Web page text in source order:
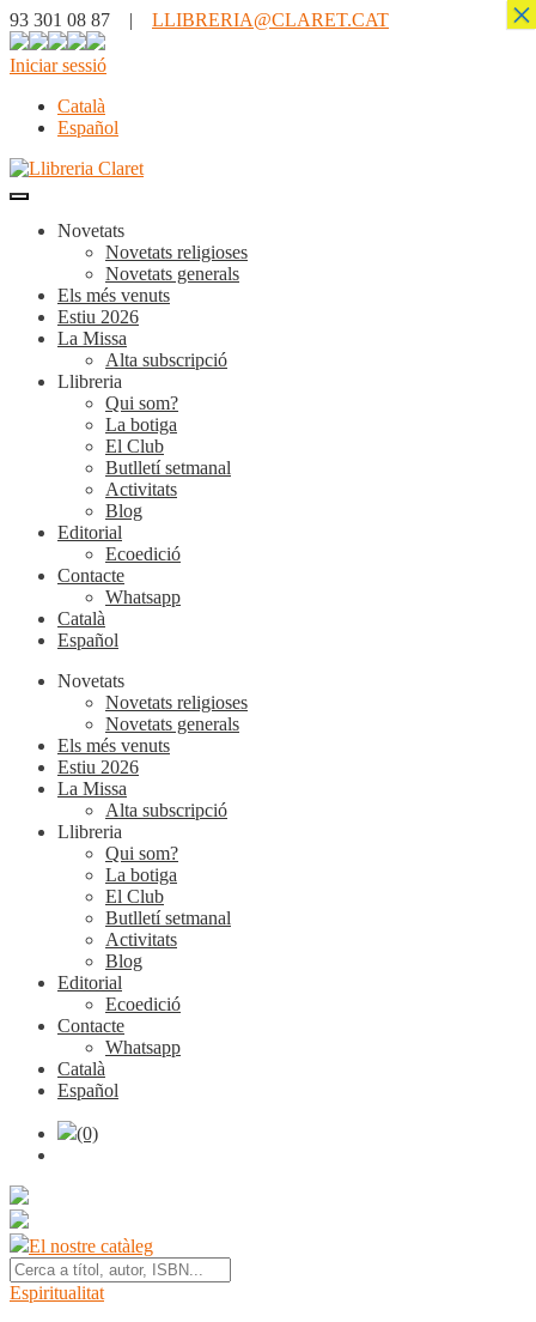
93 301 08 87 | LLIBRERIA@CLARET.CAT
Iniciar sessió
Català
Español
Novetats
Novetats religioses
Novetats generals
Els més venuts
Estiu 2026
La Missa
Alta subscripció
Llibreria
Qui som?
La botiga
El Club
Butlletí setmanal
Activitats
Blog
Editorial
Ecoedició
Contacte
Whatsapp
Català
Español
Novetats
Novetats religioses
Novetats generals
Els més venuts
Estiu 2026
La Missa
Alta subscripció
Llibreria
Qui som?
La botiga
El Club
Butlletí setmanal
Activitats
Blog
Editorial
Ecoedició
Contacte
Whatsapp
Català
Español
(0)
El nostre catàleg
Espiritualitat
×